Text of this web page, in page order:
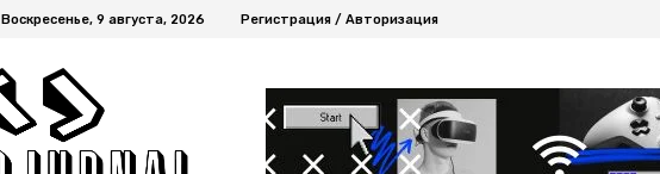
Воскресенье, 9 августа, 2026 Регистрация / Авторизация